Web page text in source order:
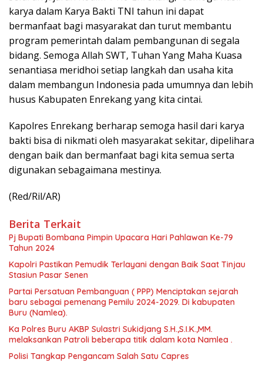
karya dalam Karya Bakti TNI tahun ini dapat
bermanfaat bagi masyarakat dan turut membantu
program pemerintah dalam pembangunan di segala
bidang. Semoga Allah SWT, Tuhan Yang Maha Kuasa
senantiasa meridhoi setiap langkah dan usaha kita
dalam membangun Indonesia pada umumnya dan lebih
husus Kabupaten Enrekang yang kita cintai.
Kapolres Enrekang berharap semoga hasil dari karya
bakti bisa di nikmati oleh masyarakat sekitar, dipelihara
dengan baik dan bermanfaat bagi kita semua serta
digunakan sebagaimana mestinya.
(Red/Ril/AR)
Berita Terkait
Pj Bupati Bombana Pimpin Upacara Hari Pahlawan Ke-79
Tahun 2024
Kapolri Pastikan Pemudik Terlayani dengan Baik Saat Tinjau
Stasiun Pasar Senen
Partai Persatuan Pembanguan ( PPP) Menciptakan sejarah
baru sebagai pemenang Pemilu 2024-2029. Di kabupaten
Buru (Namlea).
Ka Polres Buru AKBP Sulastri Sukidjang S.H.,S.I.K.,MM.
melaksankan Patroli beberapa titik dalam kota Namlea .
Polisi Tangkap Pengancam Salah Satu Capres